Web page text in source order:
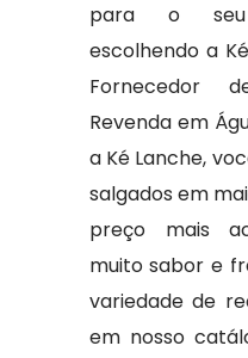
para o seu
escolhendo a
Fornecedor
Revenda em
a Ké Lanche,
salgados em
preço mais
muito sabor e
variedade de
em nosso